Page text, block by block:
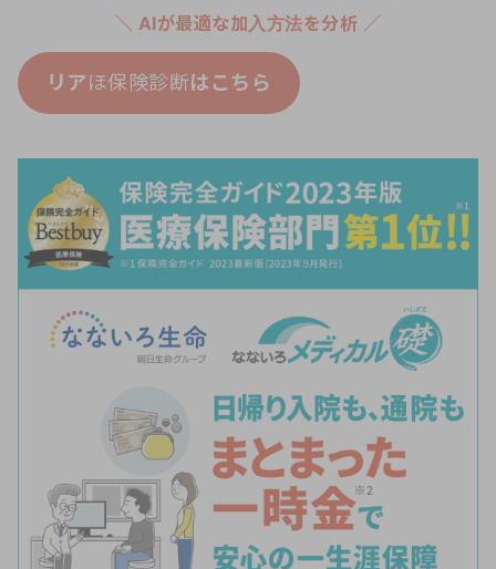
＼ AIが最適な加入方法を分析 ／
リアほ保険診断はこちら